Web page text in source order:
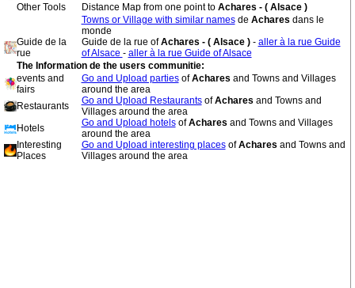
Other Tools
Distance Map from one point to Achares - ( Alsace )
Towns or Village with similar namesde Achares dans le
monde
Guide de la
rue
Guide de la rue ofAchares - ( Alsace ) - aller à la rue Guide
of Alsace - aller à la rue Guide of Alsace
The Information de the users communitie:
events and
fairs
Go and Upload partiesofAchares and Towns and Villages
around the area
Restaurants
Go and Upload RestaurantsofAchares and Towns and
Villages around the area
Hotels
Go and Upload hotelsofAchares and Towns and Villages
around the area
Interesting
Places
Go and Upload interesting placesofAchares and Towns and
Villages around the area